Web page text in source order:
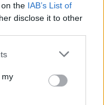
the IAB’s List of
disclose it to other
my